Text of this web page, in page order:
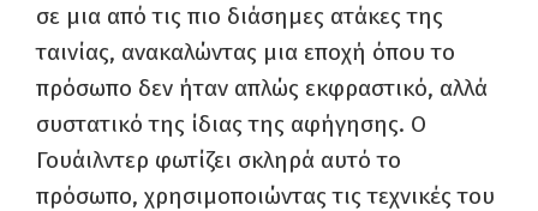
σε μια από τις πιο διάσημες ατάκες της
ταινίας, ανακαλώντας μια εποχή όπου το
πρόσωπο δεν ήταν απλώς εκφραστικό, αλλά
συστατικό της ίδιας της αφήγησης. Ο
Γουάιλντερ φωτίζει σκληρά αυτό το
πρόσωπο, χρησιμοποιώντας τις τεχνικές του